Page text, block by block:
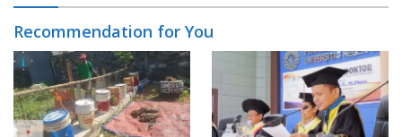
Recommendation for You